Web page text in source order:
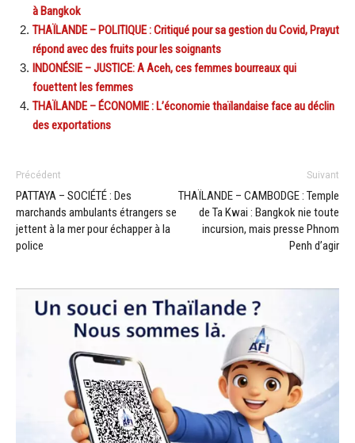
à Bangkok
THAÏLANDE – POLITIQUE : Critiqué pour sa gestion du Covid, Prayut
répond avec des fruits pour les soignants
INDONÉSIE – JUSTICE: A Aceh, ces femmes bourreaux qui
fouettent les femmes
THAÏLANDE – ÉCONOMIE : L’économie thaïlandaise face au déclin
des exportations
Précédent
PATTAYA – SOCIÉTÉ : Des
marchands ambulants étrangers se
jettent à la mer pour échapper à la
police
Suivant
THAÏLANDE – CAMBODGE : Temple
de Ta Kwai : Bangkok nie toute
incursion, mais presse Phnom
Penh d’agir